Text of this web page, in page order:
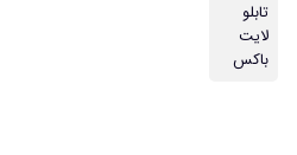
تابلو
لایت
باکس